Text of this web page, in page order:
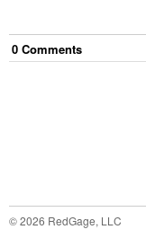
0 Comments
©2026 RedGage, LLC